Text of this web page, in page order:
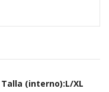
(interno):L/XL